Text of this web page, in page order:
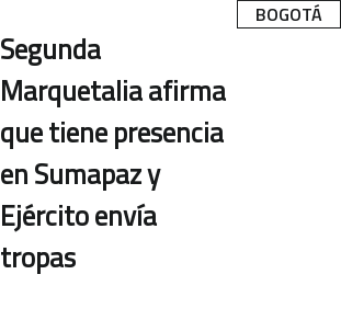
BOGOTÁ
Segunda
Marquetalia afirma
que tiene presencia
en Sumapaz y
Ejército envía
tropas